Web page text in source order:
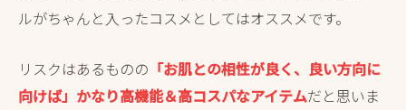
ルがちゃんと入ったコスメとしてはオススメです。
リスクはあるものの 「お肌との相性が良く、良い方向に
向けば」かなり高機能＆高コスパなアイテムだと思いま